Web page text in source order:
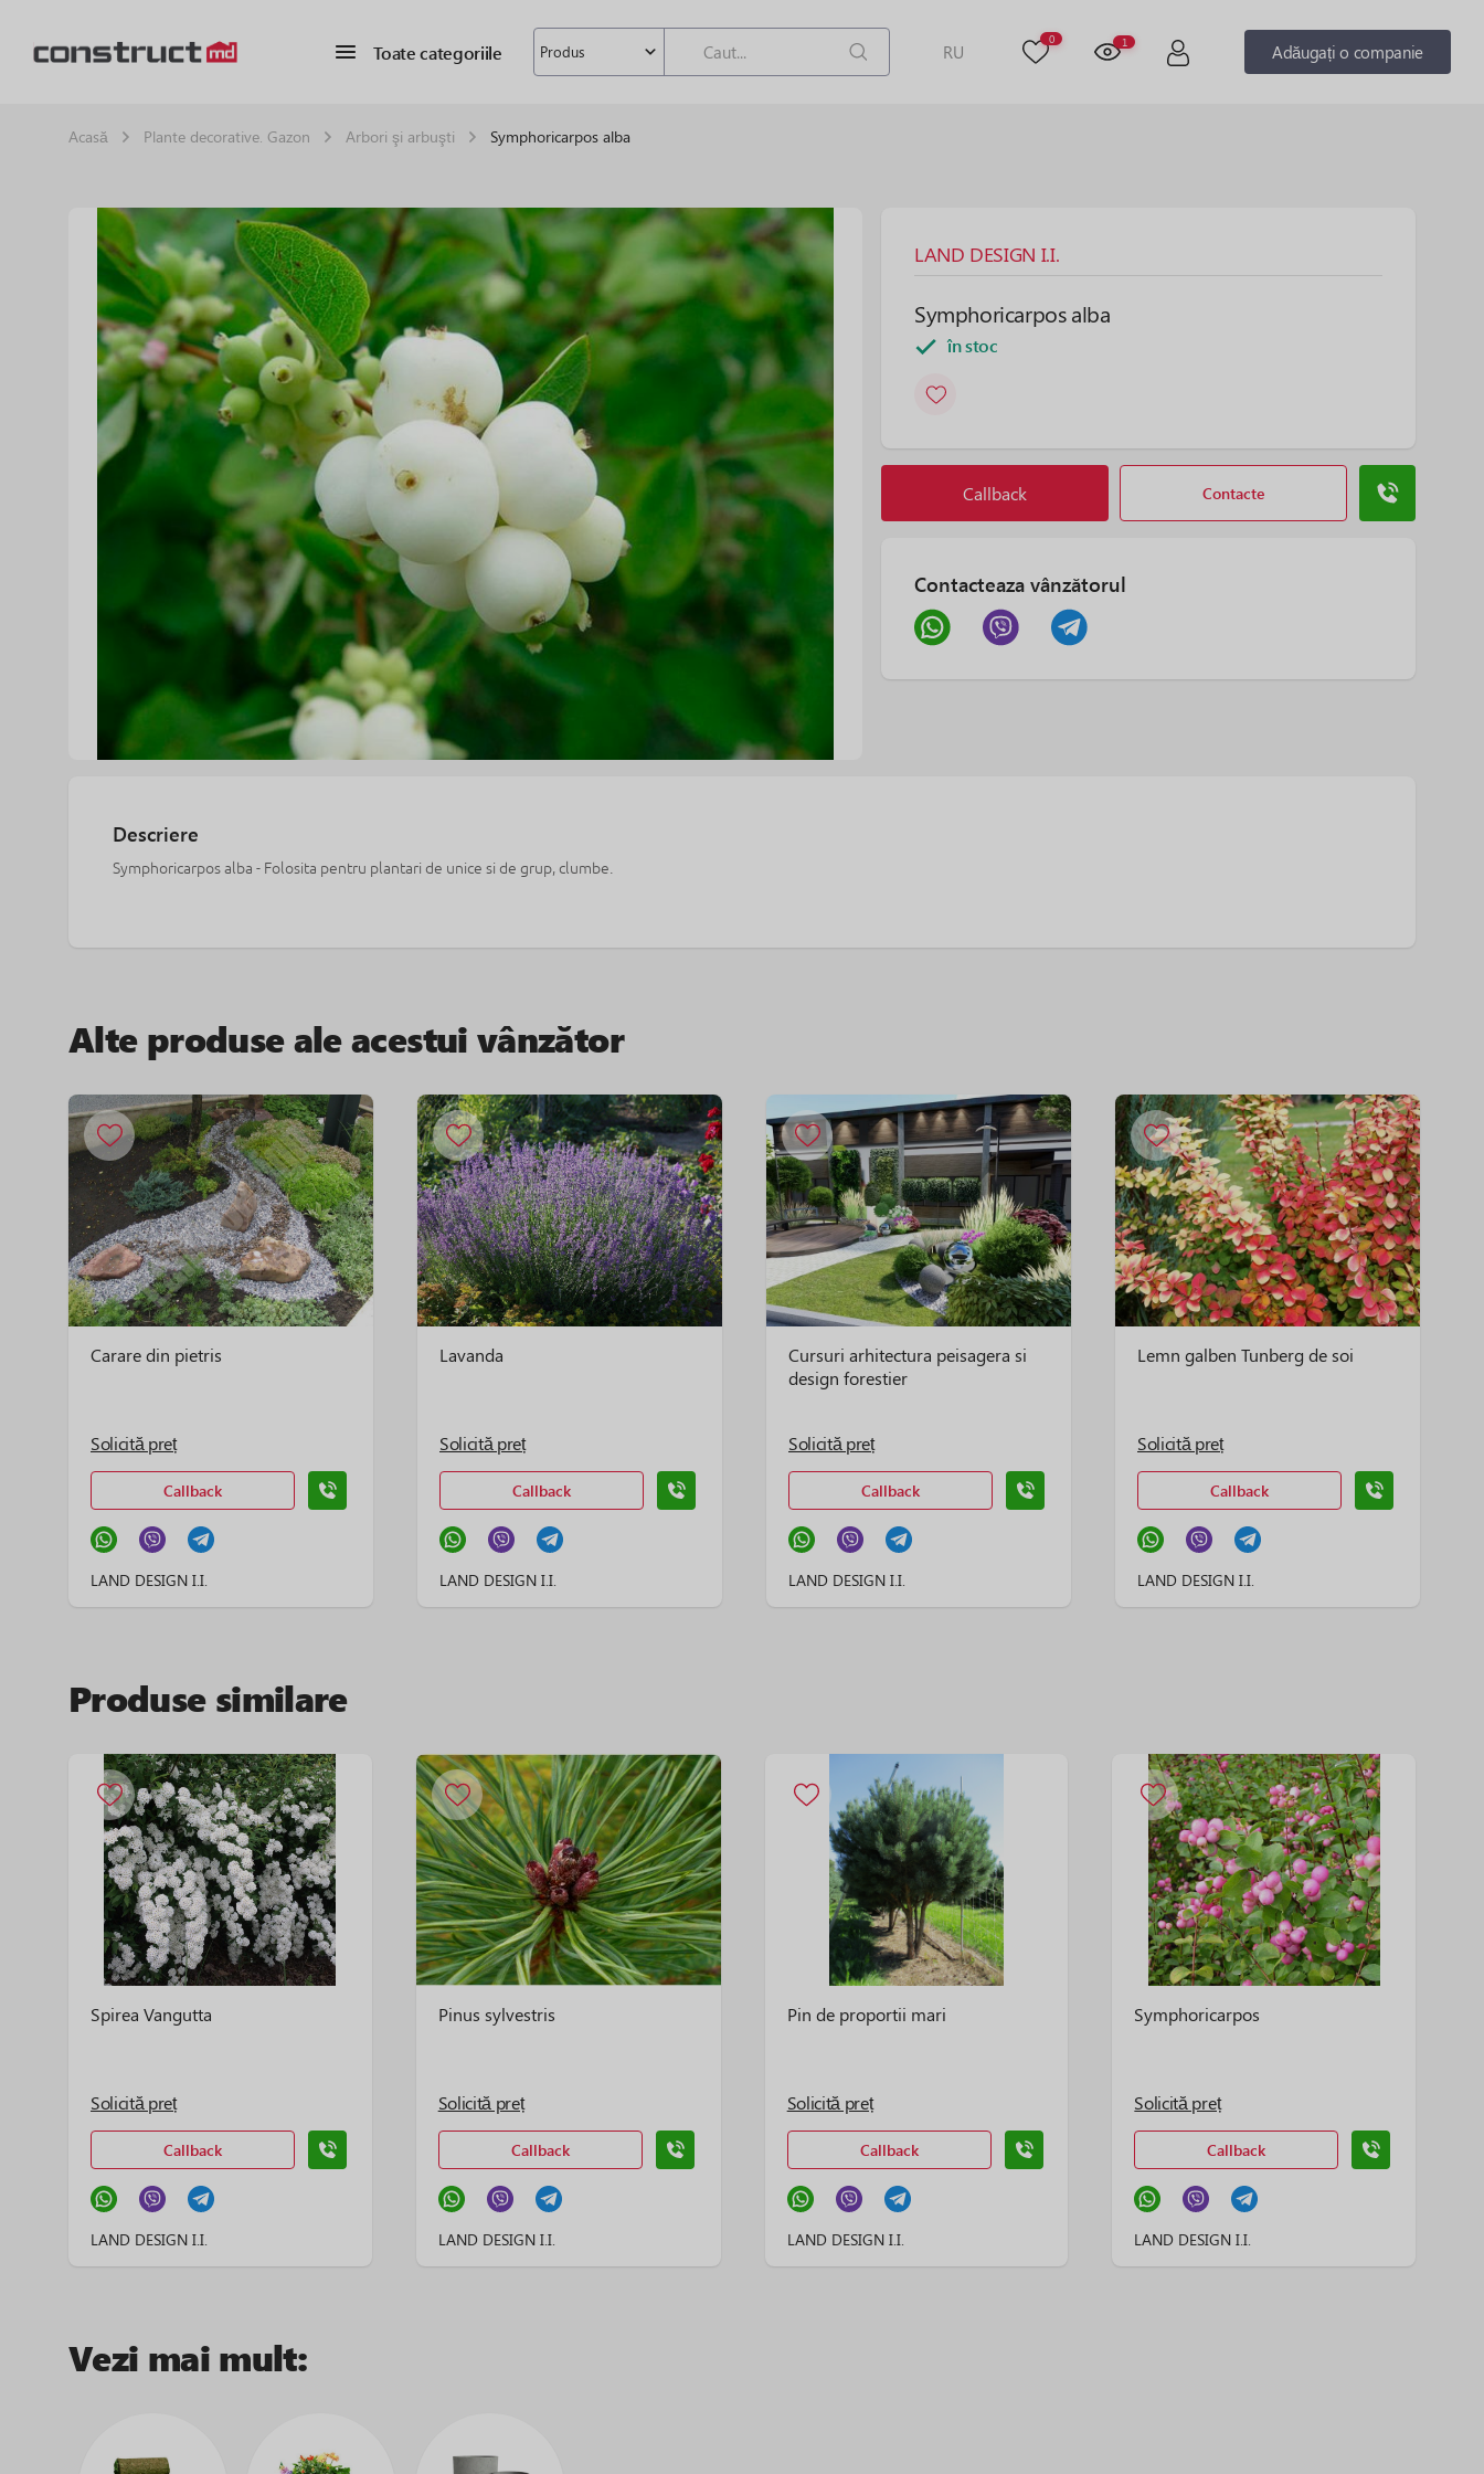
Toate categoriile Produs RU
0 1 Adăugați o companie
Acasă Plante decorative. Gazon Arbori şi arbuşti Symphoricarpos alba
LAND DESIGN I.I.
Symphoricarpos alba
în stoc
Callback Contacte
Contacteaza vânzătorul
Descriere
Symphoricarpos alba - Folosita pentru plantari de unice si de grup, clumbe.
Alte produse ale acestui vânzător
Carare din pietris
Solicită preț
Callback
LAND DESIGN I.I.
Lavanda
Solicită preț
Callback
LAND DESIGN I.I.
Cursuri arhitectura peisagera si
design forestier
Solicită preț
Callback
LAND DESIGN I.I.
Lemn galben Tunberg de soi
Solicită preț
Callback
LAND DESIGN I.I.
Produse similare
Spirea Vangutta
Solicită preț
Callback
LAND DESIGN I.I.
Pinus sylvestris
Solicită preț
Callback
LAND DESIGN I.I.
Pin de proportii mari
Solicită preț
Callback
LAND DESIGN I.I.
Symphoricarpos
Solicită preț
Callback
LAND DESIGN I.I.
Vezi mai mult: